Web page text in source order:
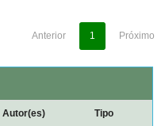
Anterior 1 Próximo
Autor(es) Tipo